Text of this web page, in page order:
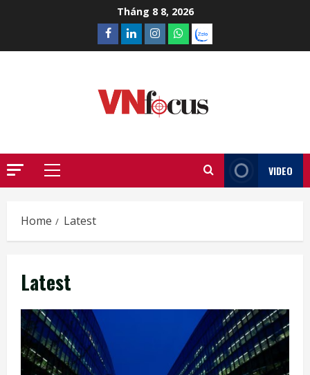
Tháng 8 8, 2026
Facebook
LinkedinInstagram
What’sapp
Zalo
Primary
VIDEO
Home Latest
Latest